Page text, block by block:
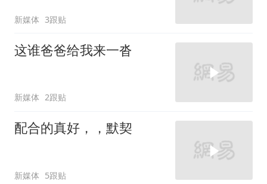
新媒体 3跟贴
这谁爸爸给我来一沓
新媒体 2跟贴
配合的真好，，默契
新媒体 5跟贴